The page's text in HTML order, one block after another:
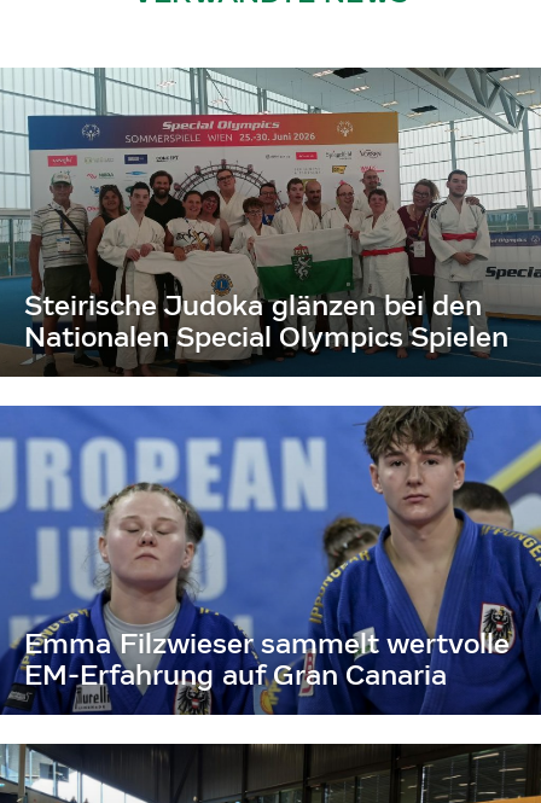
Steirische Judoka glänzen bei den
Nationalen Special Olympics Spielen
Emma Filzwieser sammelt wertvolle
EM-Erfahrung auf Gran Canaria